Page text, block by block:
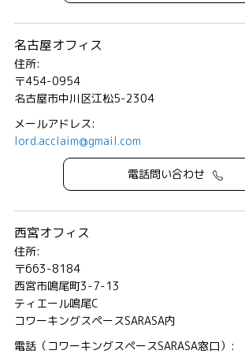
名古屋オフィス
住所:
〒454-0954
名古屋市中川区江松5-2304
メールアドレス:
lord.acclaim@gmail.com
電話問い合わせ
西宮オフィス
住所:
〒663-8184
西宮市鳴尾町3-7-13
ティエール鳴尾C
コワーキングスペースSARASA内
電話（コワーキングスペースSARASA窓口）: